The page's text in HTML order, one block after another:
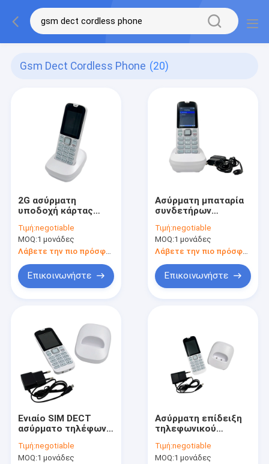
Gsm Dect Cordless Phone (20)
2G ασύρματη
υποδοχή κάρτας
τηλεφωνικών
επισκεπτών GSM
DECT
Τιμή:negotiable
MOQ:1 μονάδες
Λάβετε την πιο πρόσφατη τιμή
Επικοινωνήστε
Ασύρματη μπαταρία
συνδετήρων
τηλεφωνικών SIM
καρτών GSM DECT
Τιμή:negotiable
MOQ:1 μονάδες
Επικοινωνήστε
Ενιαίο SIM DECT
ασύρματο τηλέφωνο
γραμμών εδάφους
DECT μόνο
Τιμή:negotiable
MOQ:1 μονάδες
Ασύρματη επίδειξη
τηλεφωνικού
με την κάρτα GSM
SIM WCDMA
Τιμή:negotiable
MOQ:1 μονάδες